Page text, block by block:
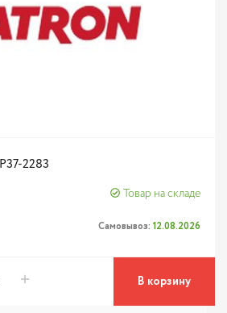
2283
Товар на складе
Самовывоз: 12.08.2026
В корзину